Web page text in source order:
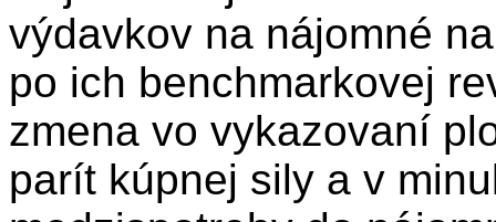
výdavkov na nájomné
po ich benchmarkovej
zmena vo vykazovaní
parít kúpnej sily a v